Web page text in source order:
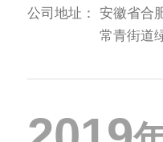
公司地址：
安徽省合
常青街道